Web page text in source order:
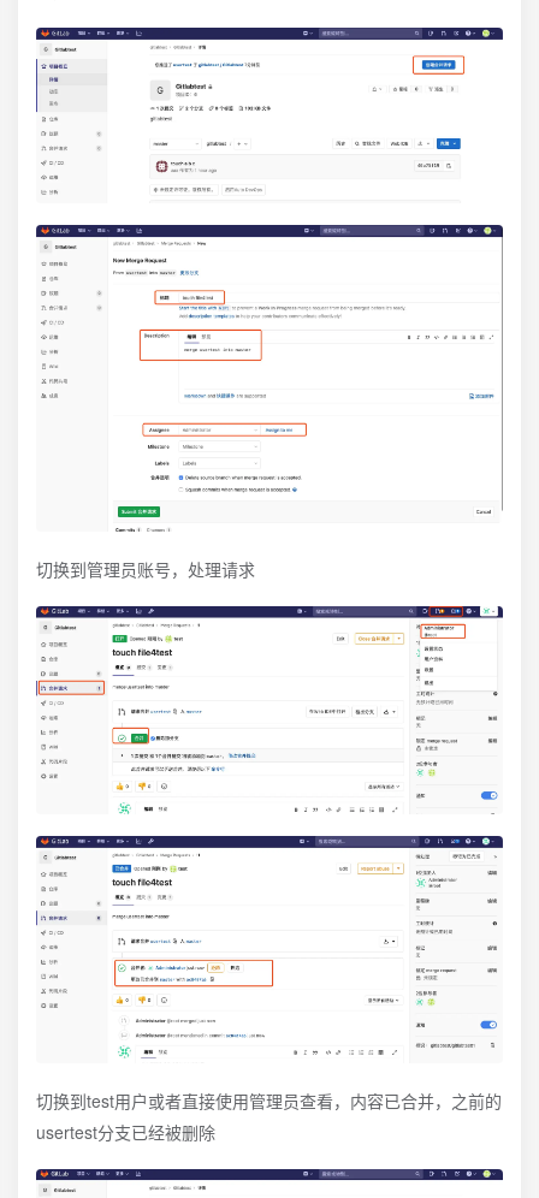
切换到管理员账号，处理请求
切换到test用户或者直接使用管理员查看，内容已合并，之前的
usertest分支已经被删除